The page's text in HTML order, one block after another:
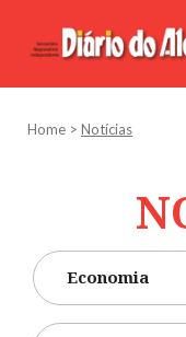
Home > Notícias
Economia